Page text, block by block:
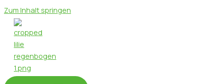
Zum Inhalt springen